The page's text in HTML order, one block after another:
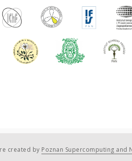
created by Poznan Supercomputing and